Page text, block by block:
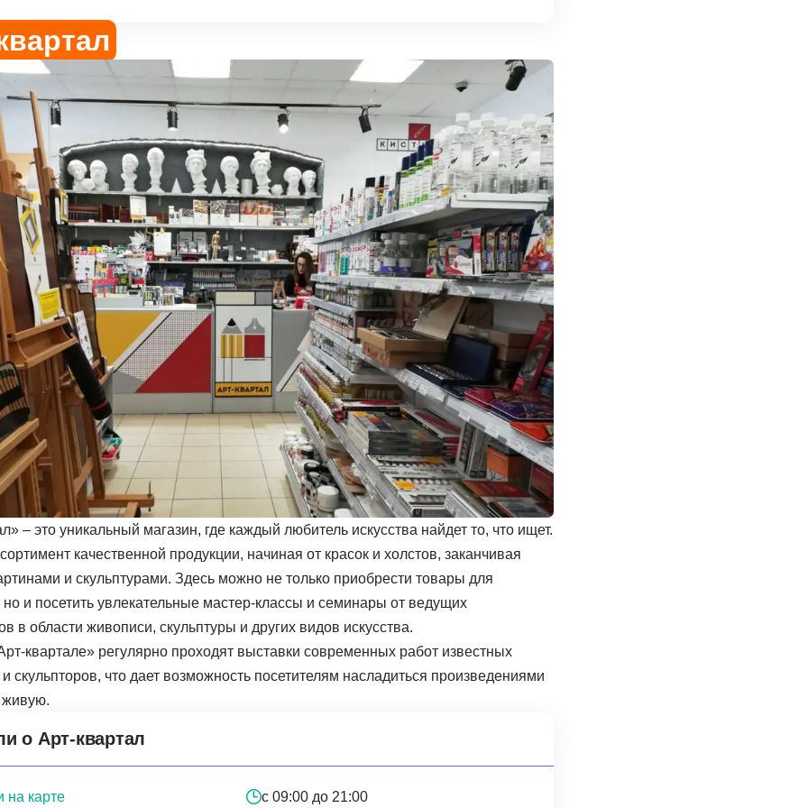
– это уникальный магазин, где каждый любитель искусства найдет то, что ищет.
качественной продукции, начиная от красок и холстов, заканчивая
и скульптурами. Здесь можно не только приобрести товары для
но и посетить увлекательные мастер-классы и семинары от ведущих
в области живописи, скульптуры и других видов искусства.
квартале» регулярно проходят выставки современных работ известных
скульпторов, что дает возможность посетителям насладиться произведениями
живую.
о Арт-квартал
на карте с 09:00 до 21:00